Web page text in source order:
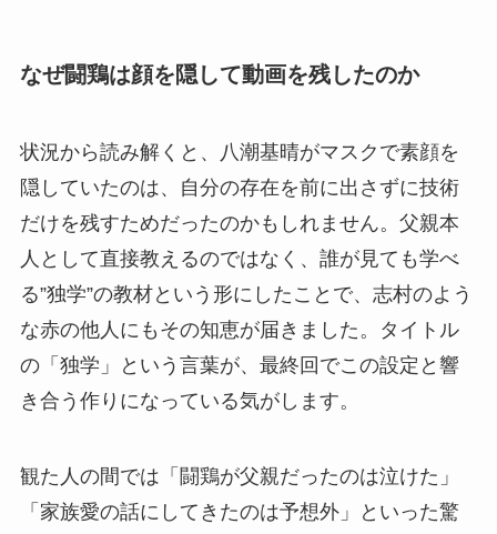
なぜ闘鶏は顔を隠して動画を残したのか
状況から読み解くと、八潮基晴がマスクで素顔を
隠していたのは、自分の存在を前に出さずに技術
だけを残すためだったのかもしれません。父親本
人として直接教えるのではなく、誰が見ても学べ
る”独学”の教材という形にしたことで、志村のよう
な赤の他人にもその知恵が届きました。タイトル
の「独学」という言葉が、最終回でこの設定と響
き合う作りになっている気がします。
観た人の間では「闘鶏が父親だったのは泣けた」
「家族愛の話にしてきたのは予想外」といった驚